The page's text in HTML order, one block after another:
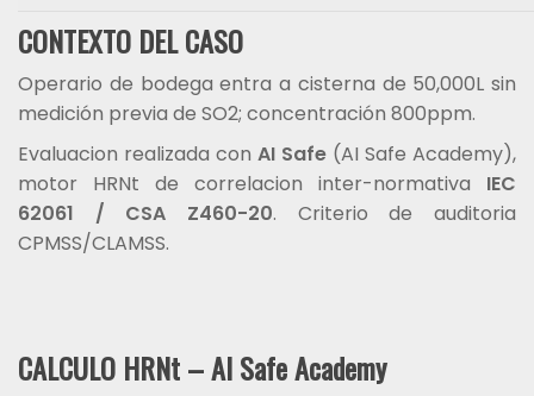
CONTEXTO DEL CASO
Operario de bodega entra a cisterna de 50,000L sin
medición previa de SO2; concentración 800ppm.
Evaluacion realizada con AI Safe (AI Safe Academy),
motor HRNt de correlacion inter-normativa IEC
62061 / CSA Z460-20. Criterio de auditoria
CPMSS/CLAMSS.
CALCULO HRNt – AI Safe Academy